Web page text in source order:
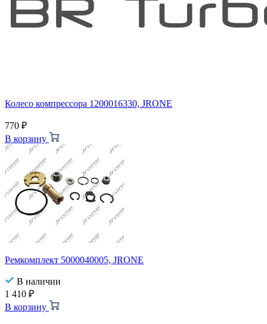
Колесо компрессора 1200016330, JRONE
770 ₽
В корзину
Ремкомплект 5000040005, JRONE
В наличии
1 410 ₽
В корзину